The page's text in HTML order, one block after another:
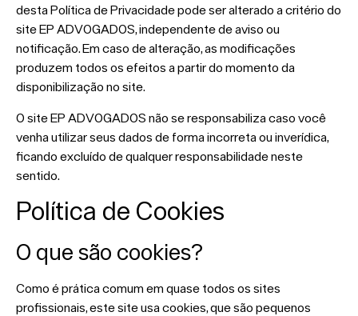
desta Política de Privacidade pode ser alterado a critério do
site EP ADVOGADOS, independente de aviso ou
notificação. Em caso de alteração, as modificações
produzem todos os efeitos a partir do momento da
disponibilização no site.
O site EP ADVOGADOS não se responsabiliza caso você
venha utilizar seus dados de forma incorreta ou inverídica,
ficando excluído de qualquer responsabilidade neste
sentido.
Política de Cookies
O que são cookies?
Como é prática comum em quase todos os sites
profissionais, este site usa cookies, que são pequenos